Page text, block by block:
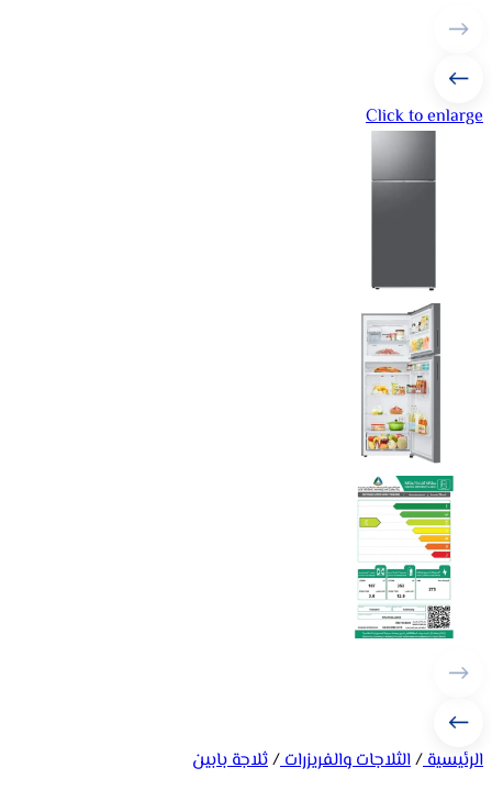
Click to enlarge
الرئيسية/الثلاجات والفريزرات/ثلاجة بابين